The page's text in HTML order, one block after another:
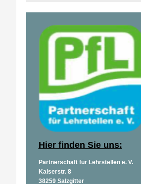
Hier finden Sie uns:
Partnerschaft für Lehrstellen e. V.
Kaiserstr. 8
38259 Salzgitter